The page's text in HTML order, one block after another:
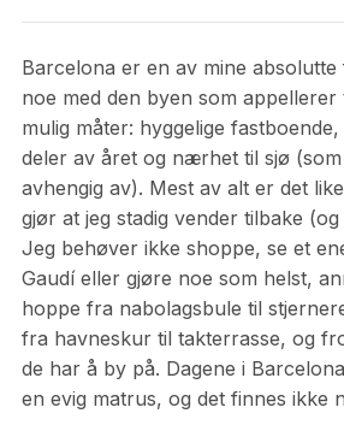
Barcelona er en av mine
noe med den byen som appellerer
mulig måter: hyggelige
deler av året og nærhet til sjø
avhengig av). Mest av alt er det
gjør at jeg stadig vender tilbake (og
Jeg behøver ikke shoppe, se et
Gaudí eller gjøre noe som helst,
hoppe fra nabolagsbule til
fra havneskur til takterrasse, og
de har å by på. Dagene i
en evig matrus, og det finnes ikke